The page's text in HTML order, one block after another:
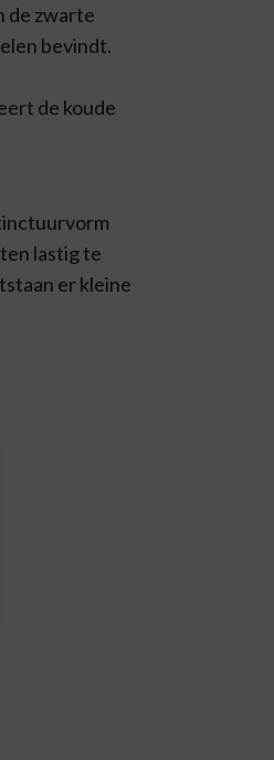
de zwarte
bevindt.
de koude
lastig te
er kleine